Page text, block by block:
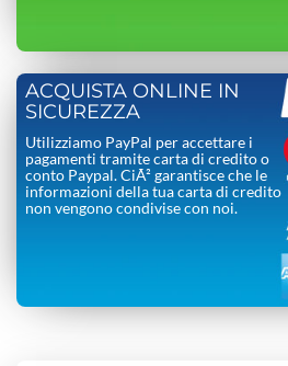
ACQUISTA ONLINE IN
SICUREZZA
Utilizziamo PayPal per accettare i
pagamenti tramite carta di credito o
conto Paypal. CiÃ² garantisce che le
informazioni della tua carta di credito
non vengono condivise con noi.